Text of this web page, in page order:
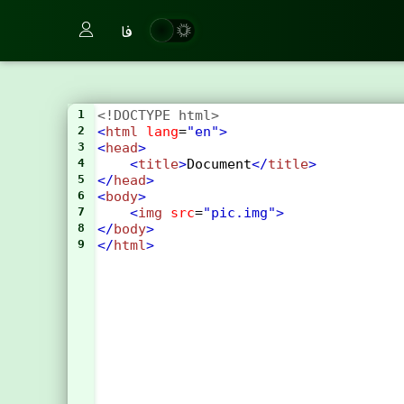
فا
1 <!DOCTYPE html>
2 <html lang="en">
3 <head>
4 <title>Document</title>
5 </head>
6 <body>
7 <img src="pic.img">
8 </body>
9 </html>